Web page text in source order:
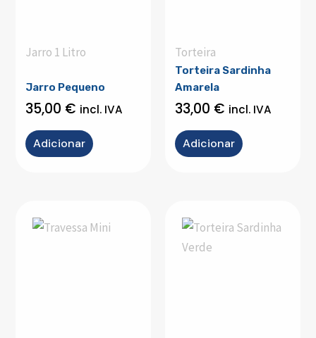
Jarro 1 Litro
Jarro Pequeno
35,00 € incl. IVA
Adicionar
Torteira
Torteira Sardinha
Amarela
33,00 € incl. IVA
Adicionar